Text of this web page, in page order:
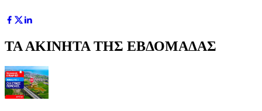
ΤΑ ΑΚΙΝΗΤΑ ΤΗΣ ΕΒΔΟΜΑΔΑΣ